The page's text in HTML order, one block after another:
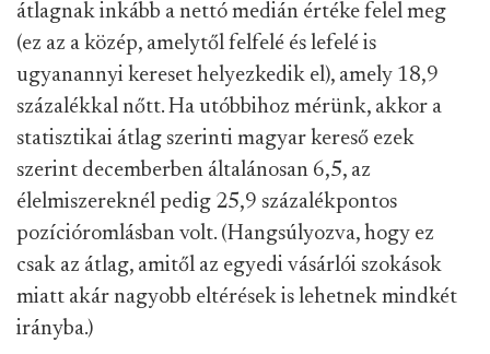
átlagnak inkább a nettó medián értéke felel meg
(ez az a közép, amelytől felfelé és lefelé is
ugyanannyi kereset helyezkedik el), amely 18,9
százalékkal nőtt. Ha utóbbihoz mérünk, akkor a
statisztikai átlag szerinti magyar kereső ezek
szerint decemberben általánosan 6,5, az
élelmiszereknél pedig 25,9 százalékpontos
pozícióromlásban volt. (Hangsúlyozva, hogy ez
csak az átlag, amitől az egyedi vásárlói szokások
miatt akár nagyobb eltérések is lehetnek mindkét
irányba.)